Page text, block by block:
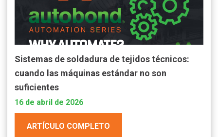
Sistemas de soldadura de tejidos técnicos:
cuando las máquinas estándar no son
suficientes
16 de abril de 2026
ARTÍCULO COMPLETO